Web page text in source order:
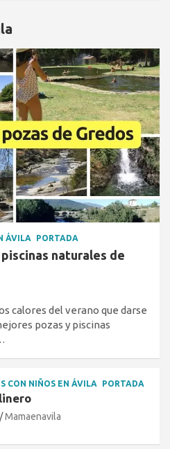
ÁVILA PORTADA
naturales de
calores del verano que darse
pozas y piscinas
CON NIÑOS EN ÁVILA PORTADA
Mamaenavila